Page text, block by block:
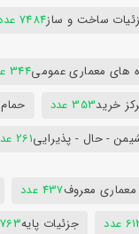
ساخت و ساز7484 عدد
های معماری عمومی344 عدد
خرید353 عدد
- حال - پذیرایی261 عدد
معماری معروف437 عدد
عدد جزئیات پایه763 عدد